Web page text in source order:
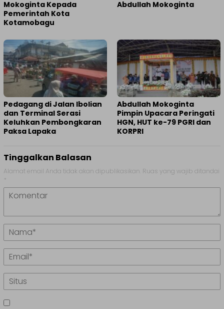
Mokoginta Kepada
Pemerintah Kota
Kotamobagu
Abdullah Mokoginta
Pedagang di Jalan Ibolian
dan Terminal Serasi
Keluhkan Pembongkaran
Paksa Lapaka
Abdullah Mokoginta
Pimpin Upacara Peringati
HGN, HUT ke-79 PGRI dan
KORPRI
Tinggalkan Balasan
Alamat email Anda tidak akan dipublikasikan. Ruas yang wajib ditandai
*